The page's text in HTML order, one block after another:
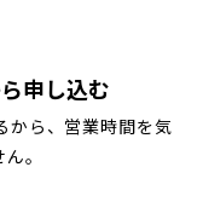
申し込む
から、営業時間を気
。